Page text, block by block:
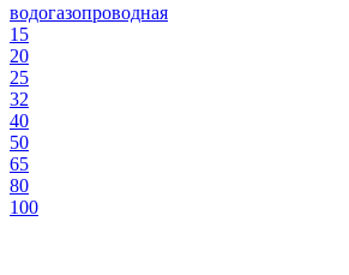
водогазопроводная
15
20
25
32
40
50
65
80
100